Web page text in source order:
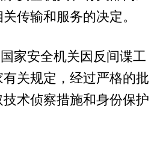
传输和服务的决定。
家安全机关因反间谍工
关规定，经过严格的批
术侦察措施和身份保护